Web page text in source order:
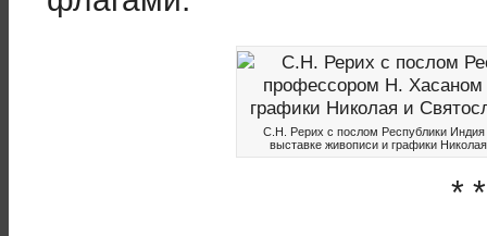
С.Н. Рерих с послом Республики
выставке живописи и графики
*